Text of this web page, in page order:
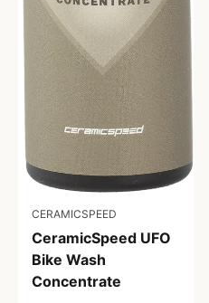
CERAMICSPEED
CeramicSpeed UFO
Bike Wash
Concentrate